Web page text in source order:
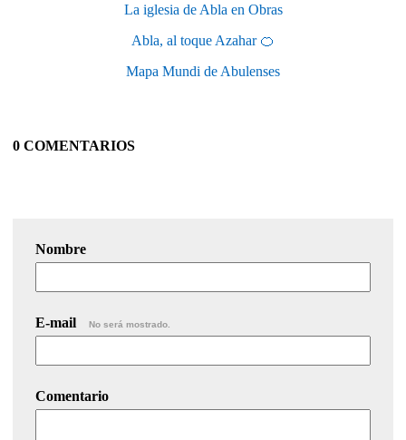
La iglesia de Abla en Obras
Abla, al toque Azahar 🍊
Mapa Mundi de Abulenses
0 COMENTARIOS
Nombre
E-mail No será mostrado.
Comentario